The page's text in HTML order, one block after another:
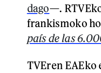
dago—.
frankismoko
país de las
TVEren